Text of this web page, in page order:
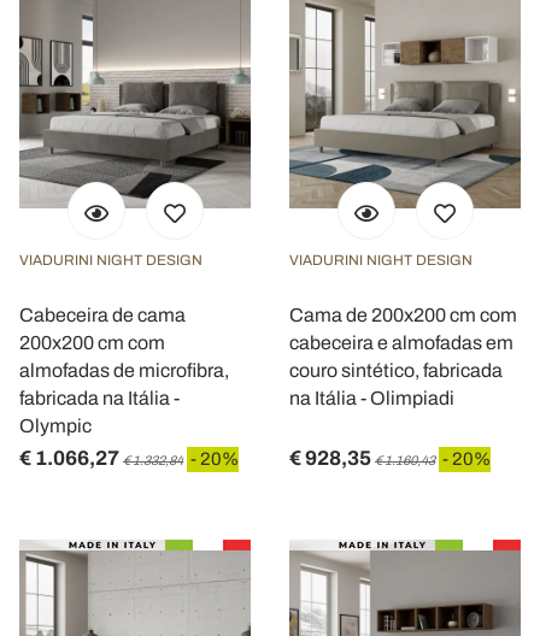
VIADURINI NIGHT DESIGN
Cabeceira de cama
200x200 cm com
almofadas de microfibra,
fabricada na Itália -
Olympic
€ 1.066,27 € 1.332,84 - 20%
VIADURINI NIGHT DESIGN
Cama de 200x200 cm com
cabeceira e almofadas em
couro sintético, fabricada
na Itália - Olimpiadi
€ 928,35 € 1.160,43 - 20%